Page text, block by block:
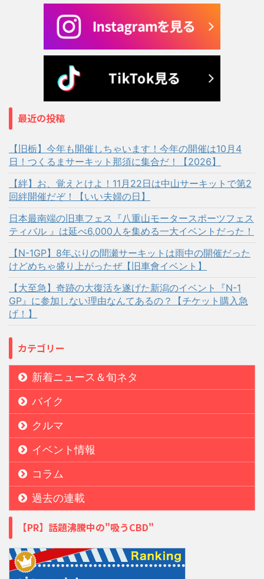
最近の投稿
【旧栃】今年も開催しちゃいます！今年の開催は10月4
日！つくるまサーキット那須に集合だ！【2026】
【絆】お、覚えとけよ！11月22日は中山サーキットで第2
回絆開催だぞ！【いい夫婦の日】
日本最南端の旧車フェス『八重山モータースポーツフェス
ティバル 』は延べ6,000人を集める一大イベントだった！
【N-1GP】8年ぶりの間瀬サーキットは雨中の開催だった
けどめちゃ盛り上がったぜ【旧車會イベント】
【大至急】奇跡の大復活を遂げた新潟のイベント『N-1
GP』に参加しない理由なんてあるの？【チケット購入急
げ！】
カテゴリー
新着ニュース＆旬ネタ
バイク
クルマ
イベント情報
コラム
過去の連載
【PR】話題沸騰中の"吸うCBD"